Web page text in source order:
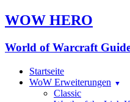
WOW HERO
World of Warcraft
Startseite
WoW Erweiterungen
Classic